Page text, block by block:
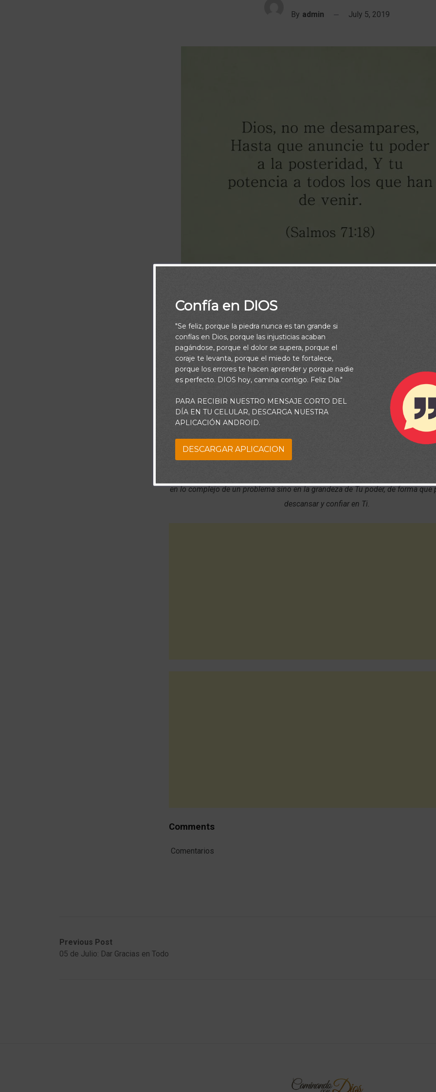
By admin July 5, 2019
Dios, no me desampares, Hasta que anuncie tu poder a la posteridad, Y tu
Señor, sé que me cuidas y me guías en todo lugar y tiempo. Gracias por
en lo complejo de un problema sino en la grandeza de Tu poder, de forma que
descansar y confiar en Ti.
Comments
Comentarios
Previous Post
05 de Julio: Dar Gracias en Todo
Confía en DIOS
"Se feliz, porque la piedra nunca es tan grande si
confías en Dios, porque las injusticias acaban
pagándose, porque el dolor se supera, porque el
coraje te levanta, porque el miedo te fortalece,
porque los errores te hacen aprender y porque nadie
es perfecto. DIOS hoy, camina contigo. Feliz Día."
PARA RECIBIR NUESTRO MENSAJE CORTO DEL
DÍA EN TU CELULAR, DESCARGA NUESTRA
APLICACIÓN ANDROID.
DESCARGAR APLICACION